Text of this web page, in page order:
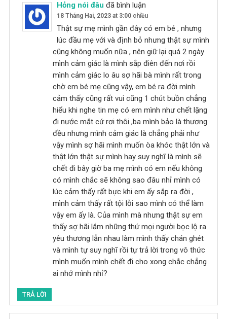
Hỏng nói đâu đã bình luận
18 Tháng Hai, 2023 at 3:00 chiều
Thật sự mẹ mình gần đây có em bé , nhưng
lúc đầu mẹ với và định bỏ nhưng thật sự mình
cũng không muốn nữa , nên giữ lại quá 2 ngày
mình cảm giác là mình sắp điên đến nơi rồi
mình cảm giác lo âu sợ hãi bà mình rất trong
chờ em bé mẹ cũng vậy, em bé ra đời mình
cảm thấy cũng rất vui cũng 1 chút buồn chẳng
hiểu khi nghe tin mẹ có em mình như chết lặng
đi nước mắt cứ rơi thôi ,ba mình bảo là thương
đều nhưng mình cảm giác là chẳng phải như
vậy mình sợ hãi mình muốn òa khóc thật lớn và
thật lớn thật sự mình hay suy nghĩ là mình sẽ
chết đi bây giờ ba mẹ mình có em nếu không
có mình chắc sẽ không sao đâu nhỉ mình có
lúc cảm thấy rất bực khi em ấy sắp ra đời ,
mình cảm thấy rất tội lỗi sao mình có thể làm
vậy em ấy là. Của mình mà nhưng thật sự em
thấy sợ hãi lắm những thứ mọi người bọc lộ ra
yêu thương lẫn nhau làm mình thấy chán ghét
và mình tự suy nghĩ rồi tự trả lời trong vô thức
mình muốn mình chết đi cho xong chắc chẳng
ai nhớ mình nhỉ?
TRẢ LỜI